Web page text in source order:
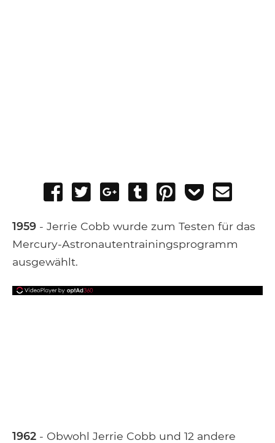
Share
Facebook
Tweet
Share
Google+
Post
Tumblr
Pin
Add
Pocket
1959 - Jerrie Cobb wurde zum Testen für das
Mercury-Astronautentrainingsprogramm
ausgewählt.
1962 - Obwohl Jerrie Cobb und 12 andere